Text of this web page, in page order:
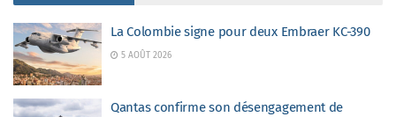
La Colombie signe pour deux Embraer KC-390
5 AOÛT 2026
Qantas confirme son désengagement de